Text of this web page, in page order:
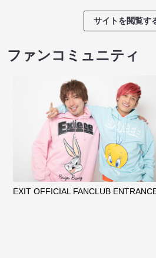
サイトを閲覧す
ファンコミュニティ
EXIT OFFICIAL FANCLUB